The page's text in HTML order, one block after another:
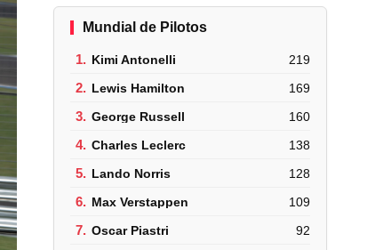
Mundial de Pilotos
1. Kimi Antonelli 219
2. Lewis Hamilton 169
3. George Russell 160
4. Charles Leclerc 138
5. Lando Norris 128
6. Max Verstappen 109
7. Oscar Piastri 92